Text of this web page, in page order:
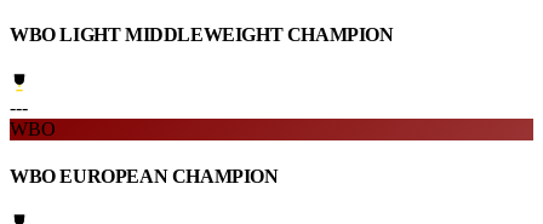
WBO LIGHT MIDDLEWEIGHT CHAMPION
---
WBO
WBO EUROPEAN CHAMPION